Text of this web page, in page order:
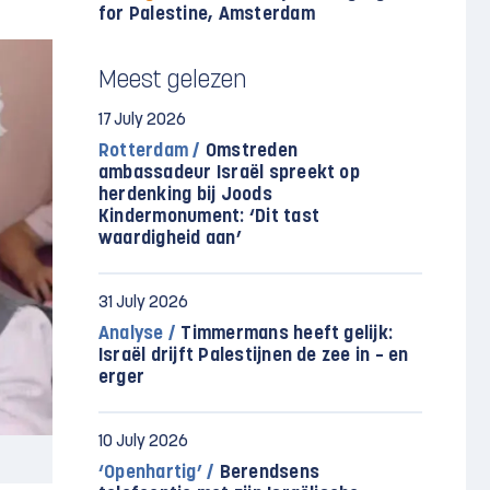
for Palestine, Amsterdam
Meest gelezen
17 July 2026
Rotterdam / Omstreden
ambassadeur Israël spreekt op
herdenking bij Joods
Kindermonument: ‘Dit tast
waardigheid aan’
31 July 2026
Analyse / Timmermans heeft gelijk:
Israël drijft Palestijnen de zee in – en
erger
10 July 2026
‘Openhartig’ / Berendsens